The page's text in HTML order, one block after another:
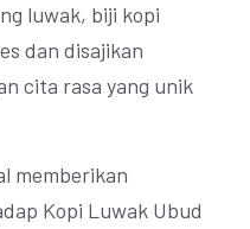
luwak, biji kopi
dan disajikan
cita rasa yang unik
memberikan
Kopi Luwak Ubud